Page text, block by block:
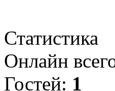
Статистика
Онлайн
Гостей: 1